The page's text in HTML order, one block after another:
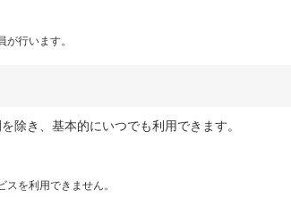
行います。
除き、基本的にいつでも利用できます。
を利用できません。